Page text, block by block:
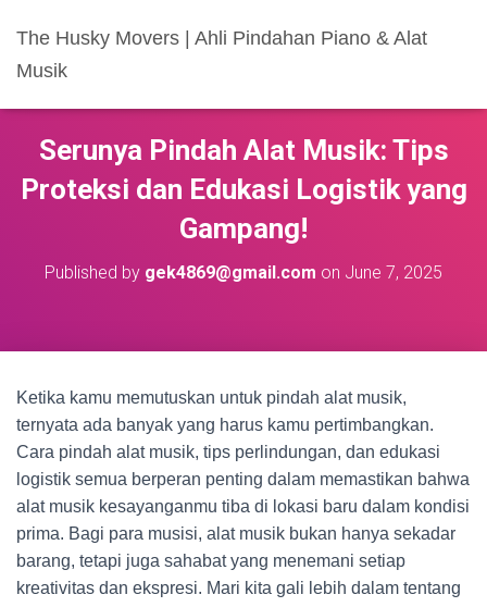
The Husky Movers | Ahli Pindahan Piano & Alat
Musik
Serunya Pindah Alat Musik: Tips
Proteksi dan Edukasi Logistik yang
Gampang!
Published by gek4869@gmail.com on June 7, 2025
Ketika kamu memutuskan untuk pindah alat musik,
ternyata ada banyak yang harus kamu pertimbangkan.
Cara pindah alat musik, tips perlindungan, dan edukasi
logistik semua berperan penting dalam memastikan bahwa
alat musik kesayanganmu tiba di lokasi baru dalam kondisi
prima. Bagi para musisi, alat musik bukan hanya sekadar
barang, tetapi juga sahabat yang menemani setiap
kreativitas dan ekspresi. Mari kita gali lebih dalam tentang